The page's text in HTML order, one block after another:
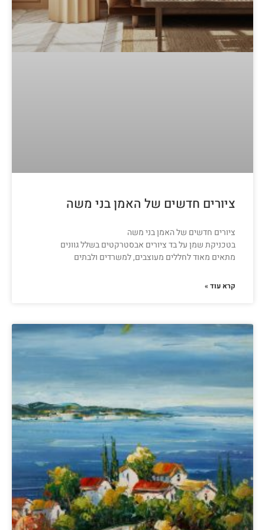
ציורים חדשים של האמן בני משה
ציורים חדשים של האמן בני משה
בטכניקת שמן על בד ציורים אבסטרקטים בשלל גוונים
מתאים מאוד לחללים מעוצבים, למשרדים ולבתים
קרא עוד »